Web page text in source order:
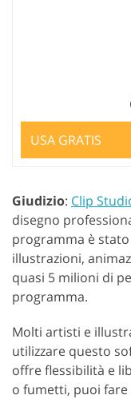
USA GRATIS
Giudizio: Clip
disegno
programma è
illustrazioni,
quasi 5 milioni di
programma.
Molti artisti e
utilizzare questo
offre flessibilità e
o fumetti, puoi fare